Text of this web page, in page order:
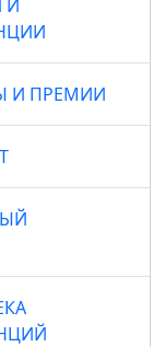
И
И ПРЕМИИ